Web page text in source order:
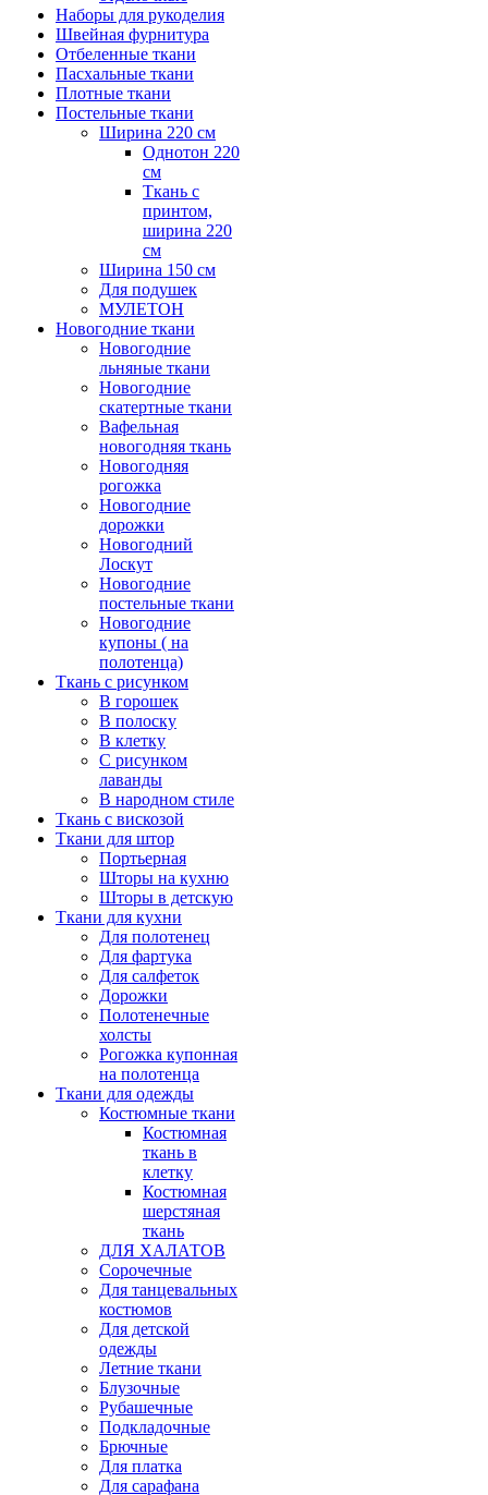
Наборы для рукоделия
Швейная фурнитура
Отбеленные ткани
Пасхальные ткани
Плотные ткани
Постельные ткани
Ширина 220 см
Однотон 220
см
Ткань с
принтом,
ширина 220
см
Ширина 150 см
Для подушек
МУЛЕТОН
Новогодние ткани
Новогодние
льняные ткани
Новогодние
скатертные ткани
Вафельная
новогодняя ткань
Новогодняя
рогожка
Новогодние
дорожки
Новогодний
Лоскут
Новогодние
постельные ткани
Новогодние
купоны ( на
полотенца)
Ткань с рисунком
В горошек
В полоску
В клетку
С рисунком
лаванды
В народном стиле
Ткань с вискозой
Ткани для штор
Портьерная
Шторы на кухню
Шторы в детскую
Ткани для кухни
Для полотенец
Для фартука
Для салфеток
Дорожки
Полотенечные
холсты
Рогожка купонная
на полотенца
Ткани для одежды
Костюмные ткани
Костюмная
ткань в
клетку
Костюмная
шерстяная
ткань
ДЛЯ ХАЛАТОВ
Сорочечные
Для танцевальных
костюмов
Для детской
одежды
Летние ткани
Блузочные
Рубашечные
Подкладочные
Брючные
Для платка
Для сарафана